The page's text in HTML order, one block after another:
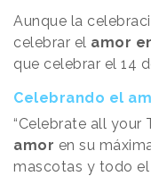
Aunque la
celebrar el amor
que celebrar el 14
Celebrando el
“Celebrate all your
amor en su
mascotas y todo el